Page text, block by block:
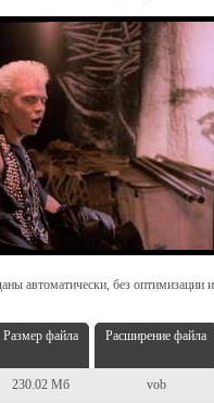
автоматически, без оптимизации
Размер файла Расширение файла
230.02 Мб vob